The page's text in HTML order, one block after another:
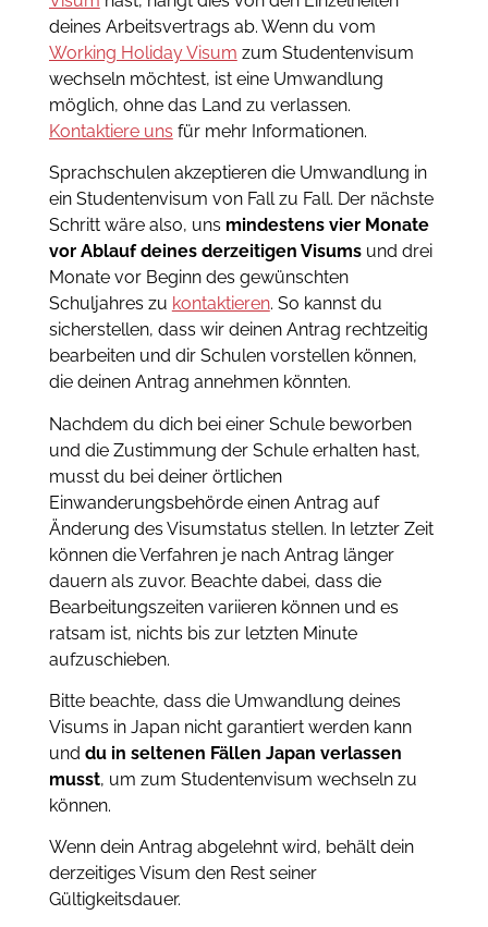
deines Arbeitsvertrags ab. Wenn du vom
Working Holiday Visum zum Studentenvisum
wechseln möchtest, ist eine Umwandlung
möglich, ohne das Land zu verlassen.
Kontaktiere uns für mehr Informationen.
Sprachschulen akzeptieren die Umwandlung in
ein Studentenvisum von Fall zu Fall. Der nächste
Schritt wäre also, uns mindestens vier Monate
vor Ablauf deines derzeitigen Visumsund drei
Monate vor Beginn des gewünschten
Schuljahres zu kontaktieren. So kannst du
sicherstellen, dass wir deinen Antrag rechtzeitig
bearbeiten und dir Schulen vorstellen können,
die deinen Antrag annehmen könnten.
Nachdem du dich bei einer Schule beworben
und die Zustimmung der Schule erhalten hast,
musst du bei deiner örtlichen
Einwanderungsbehörde einen Antrag auf
Änderung des Visumstatus stellen. In letzter Zeit
können die Verfahren je nach Antrag länger
dauern als zuvor. Beachte dabei, dass die
Bearbeitungszeiten variieren können und es
ratsam ist, nichts bis zur letzten Minute
aufzuschieben.
Bitte beachte, dass die Umwandlung deines
Visums in Japan nicht garantiert werden kann
und du in seltenen Fällen Japan verlassen
musst, um zum Studentenvisum wechseln zu
können.
Wenn dein Antrag abgelehnt wird, behält dein
derzeitiges Visum den Rest seiner
Gültigkeitsdauer.